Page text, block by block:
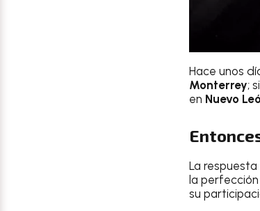
Hace unos
Monterrey;
en Nuevo
La
la perfección
su